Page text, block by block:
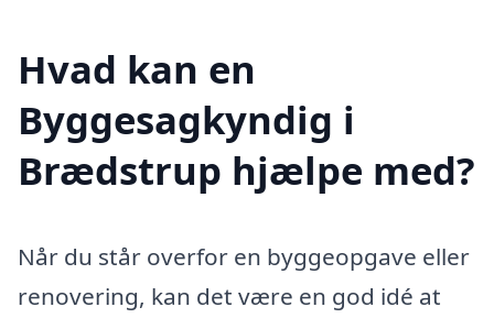
Hvad kan en
Byggesagkyndig i
Brædstrup hjælpe med?
Når du står overfor en byggeopgave eller
renovering, kan det være en god idé at